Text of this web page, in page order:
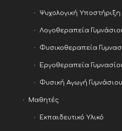
Ψυχολογική Υποστήριξη
Λογοθεραπεία
Φυσικοθεραπεία
Εργοθεραπεία
Φυσική Αγωγή Γυμνάσιου
Μαθητές
Εκπαιδευτικό Υλικό